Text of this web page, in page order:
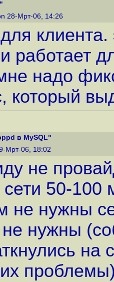
28-Мрт-06, 14:26
работает
надо
который
в MySQL"
Мрт-06, 18:02
не
50-
не нужны
нужны
на